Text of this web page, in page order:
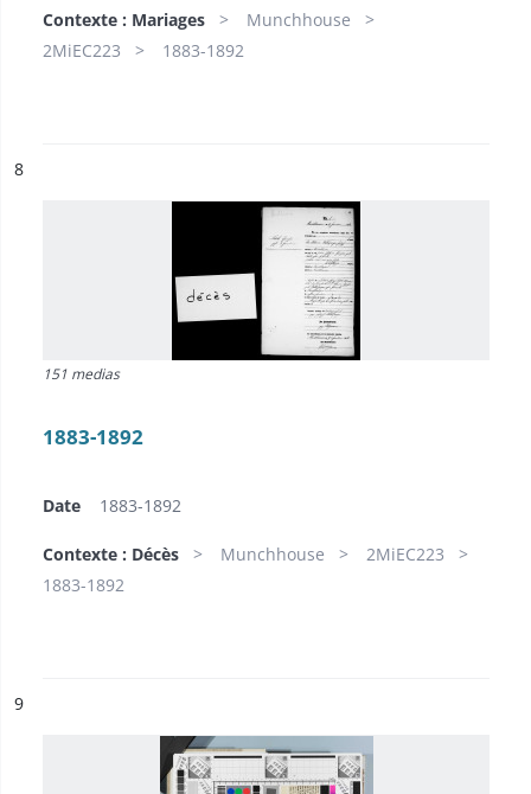
Contexte : Mariages
Munchhouse
2MiEC223
1883-1892
n°
8
151 medias
1883-1892
Date 1883-1892
Contexte : Décès Munchhouse
2MiEC223
1883-1892
n°
9